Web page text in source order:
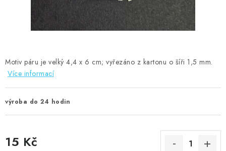
Hodnocení obchodu
Obchodní podmínky
Podmínky ochrany osobních údajů
Ověřování recenzí
Motiv páru je velký 4,4 x 6 cm; vyřezáno z kartonu o šíři 1,5 mm.
Více informací
výroba do 24 hodin
15 Kč